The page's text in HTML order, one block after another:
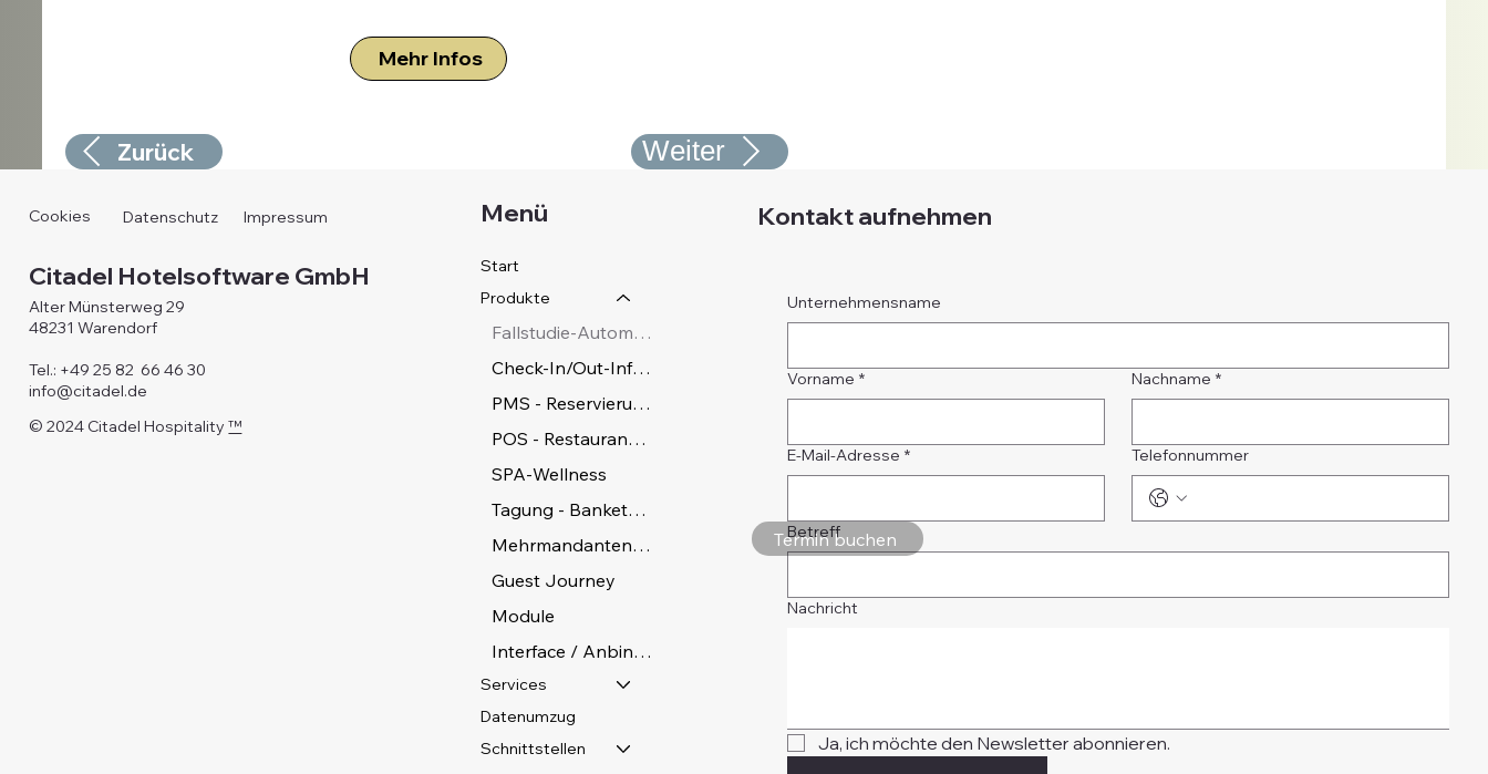
Mehr Infos
Zurück Weiter
Cookies Datenschutz Impressum
Citadel Hotelsoftware GmbH
Alter Münsterweg 29
48231 Warendorf
Tel.: +49 25 82 66 46 30
info@citadel.de
© 2024 Citadel Hospitality™
Menü
Start
Produkte
Fallstudie-Automatisierung
Check-In/Out-Infoterminal
PMS - Reservierungssystem Desk
POS - Restaurantsystem
SPA-Wellness
Tagung - Bankett - Event
Mehrmandantensystem
Guest Journey
Module
Interface / Anbindungen
Services
Datenumzug
Schnittstellen
Kontakt aufnehmen
Unternehmensname
Vorname * Nachname *
E-Mail-Adresse * Telefonnummer
Betreff
Nachricht
Ja, ich möchte den Newsletter abonnieren.
Termin buchen